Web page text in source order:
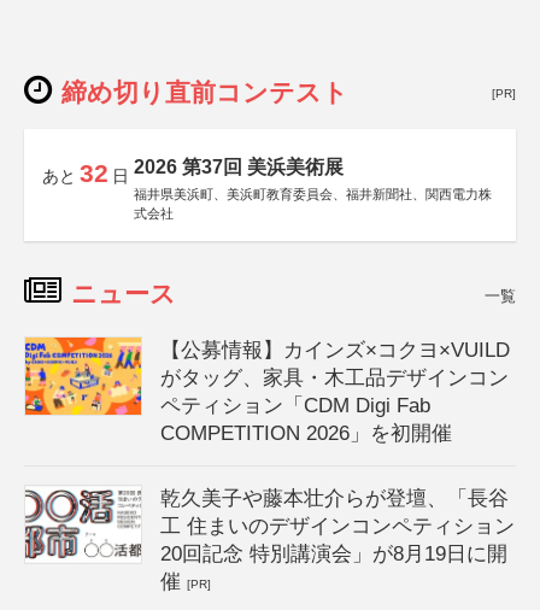
締め切り直前コンテスト [PR]
あと 32 日 2026 第37回 美浜美術展
福井県美浜町、美浜町教育委員会、福井新聞社、関西電力株
式会社
ニュース 一覧
【公募情報】カインズ×コクヨ×VUILD
がタッグ、家具・木工品デザインコン
ペティション「CDM Digi Fab
COMPETITION 2026」を初開催
乾久美子や藤本壮介らが登壇、「長谷
工 住まいのデザインコンペティション
20回記念 特別講演会」が8月19日に開
催[PR]